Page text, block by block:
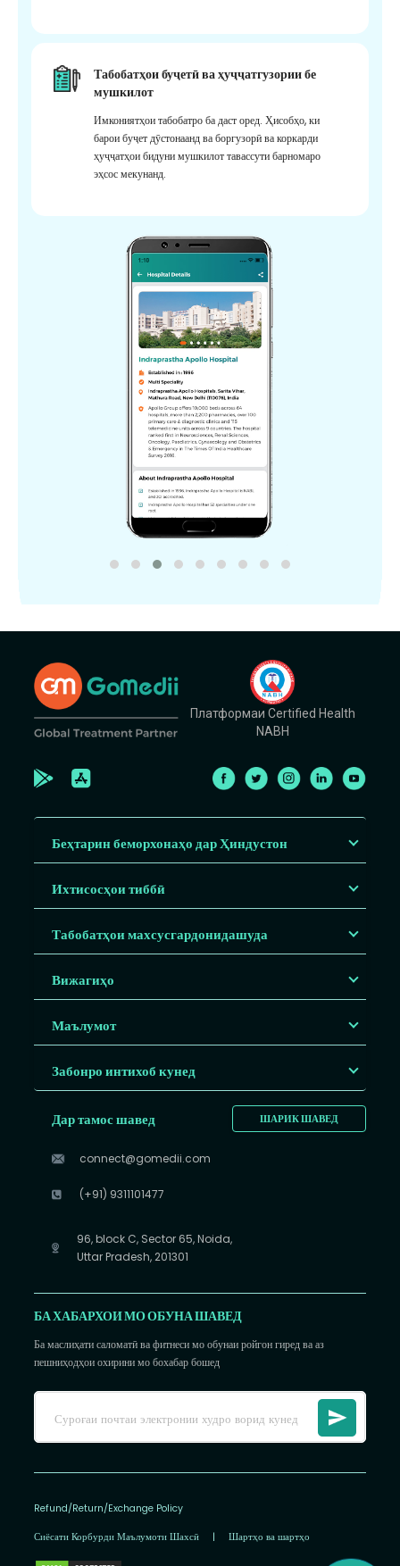
Табобатҳои буҷетӣ ва ҳуҷҷатгузории бе
мушкилот
Имкониятҳои табобатро ба даст оред. Ҳисобҳо, ки
барои буҷет дӯстонаанд ва боргузорӣ ва коркарди
ҳуҷҷатҳои бидуни мушкилот тавассути барномаро
эҳсос мекунанд.
Платформаи Certified Health
NABH
Беҳтарин беморхонаҳо дар Ҳиндустон
Ихтисосҳои тиббӣ
Табобатҳои махсусгардонидашуда
Вижагиҳо
Маълумот
Забонро интихоб кунед
ШАРИК ШАВЕД
Дар тамос шавед
connect@gomedii.com
(+91) 9311101477
96, block C, Sector 65, Noida,
Uttar Pradesh, 201301
БА ХАБАРХОИ МО ОБУНА ШАВЕД
Ба маслиҳати саломатӣ ва фитнеси мо обунаи ройгон гиред ва аз
пешниҳодҳои охирини мо бохабар бошед
Refund/Return/Exchange Policy
Сиёсати Корбурди Маълумоти Шахсӣ | Шартҳо ва шартҳо